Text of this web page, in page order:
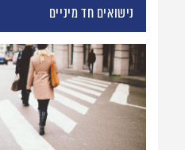
נישואים חד מיניים